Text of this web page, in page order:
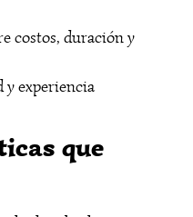
costos, duración y
y experiencia
que